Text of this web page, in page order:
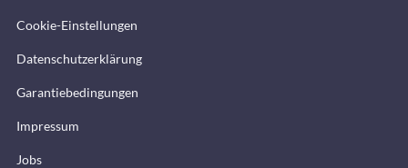
Cookie-Einstellungen
Datenschutzerklärung
Garantiebedingungen
Impressum
Jobs